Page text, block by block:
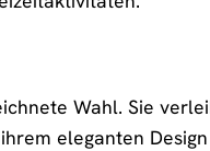
Wahl. Sie
eleganten